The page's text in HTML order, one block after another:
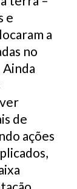
e
a
no
de
ações